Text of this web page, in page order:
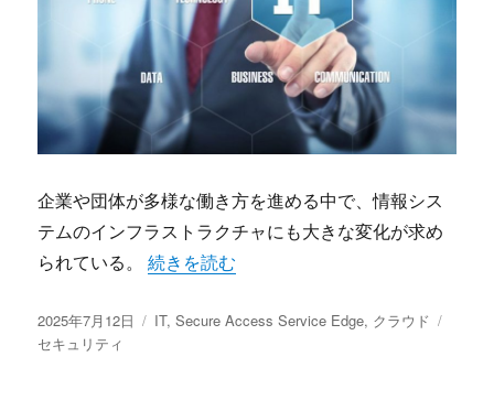
企業や団体が多様な働き方を進める中で、情報シス
テムのインフラストラクチャにも大きな変化が求め
られている。“多様化する働き方と最新セキュリティを支
続きを読む
投
稿
2025年7月12日
カ
IT,Secure Access Service Edge, クラウド
セキュリティ